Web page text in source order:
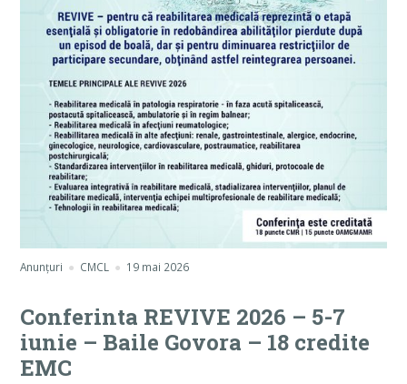
Anunțuri CMCL 19 mai 2026
Conferinta REVIVE 2026 – 5-7
iunie – Baile Govora – 18 credite
EMC